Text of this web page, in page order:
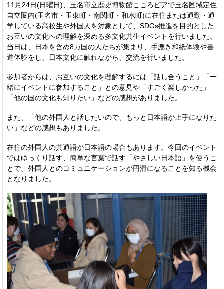
11月24日(日曜日)、玉名市立歴史博物館こころピアで玉名圏域定住
自立圏内(玉名市・玉東町・南関町・和水町)に在住または通勤・通
学している高校生や外国人を対象として、SDGs推進を目的とした
お互いの文化への理解を深める多文化共生イベントを行いました。
当日は、日本を含め8カ国の人たちが集まり、手漉き和紙体験や書
道体験をし、日本文化に触れながら、交流を行いました。
参加者からは、お互いの文化を理解するには「話し合うこと」「一
緒にイベントに参加すること」との意見や「すごく楽しかった」
「他の国の文化も知りたい」などの感想がありました。
また、「他の外国人と話したいので、もっと日本語が上手になりた
い」などの感想もありました。
在住の外国人の共通語が日本語の場合もあります。今回のイベント
ではゆっくり話す、簡単な言葉で話す「やさしい日本語」を使うこ
とで、外国人とのコミュニケーションが円滑になることを知る機会
となりました。